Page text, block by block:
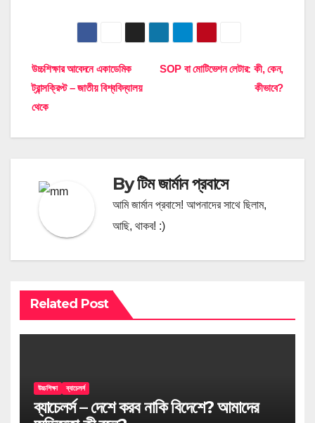
Post
navigation
SOP বা মোটিভেশন লেটার: কী, কেন,
কীভাবে?
উচ্চশিক্ষার আবেদনে একাডেমিক
ট্রান্সক্রিপ্ট – জাতীয় বিশ্ববিদ্যালয়
থেকে
Byটিম জার্মান প্রবাসে
আমি জার্মান প্রবাসে! আপনাদের সাথে ছিলাম,
আছি, থাকব! :)
Related Post
উচ্চশিক্ষা ব্যাচেলর্স
ব্যাচেলর্স – দেশে করব নাকি বিদেশে? আমাদের